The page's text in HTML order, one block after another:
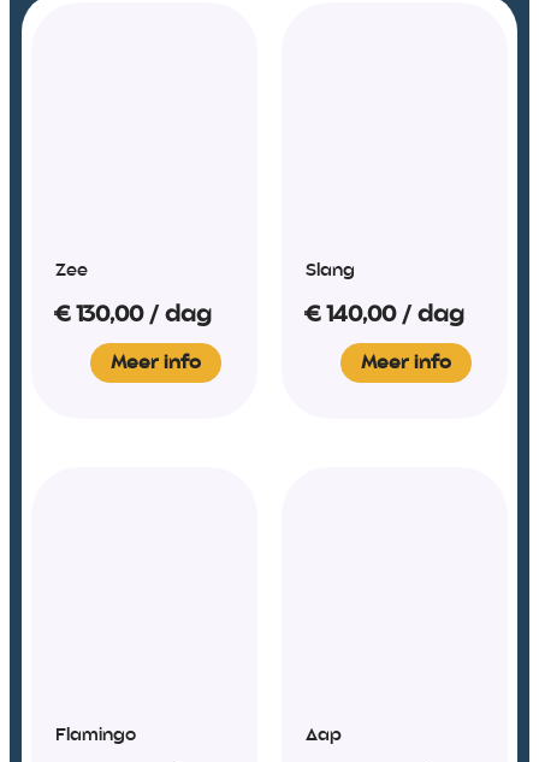
Zee
€130,00/ dag
Meer info
Slang
€140,00/ dag
Meer info
Flamingo Aap